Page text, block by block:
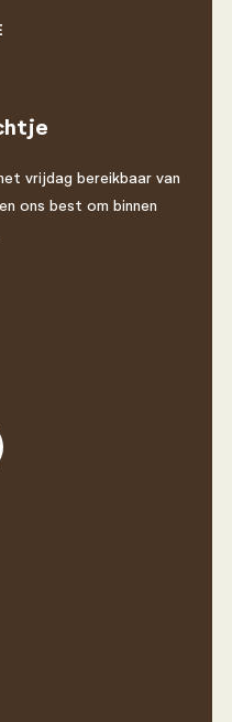
vrijdag bereikbaar van
ons best om binnen